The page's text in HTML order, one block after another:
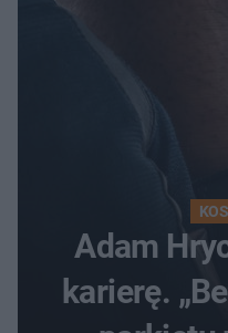
Adam
karierę.